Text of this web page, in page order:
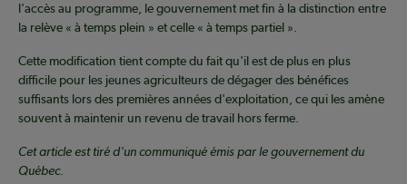
l'accès au programme, le gouvernement met fin à la distinction entre
la relève « à temps plein » et celle « à temps partiel ».
Cette modification tient compte du fait qu'il est de plus en plus
difficile pour les jeunes agriculteurs de dégager des bénéfices
suffisants lors des premières années d'exploitation, ce qui les amène
souvent à maintenir un revenu de travail hors ferme.
Cet article est tiré d'un communiqué émis par le gouvernement du
Québec.